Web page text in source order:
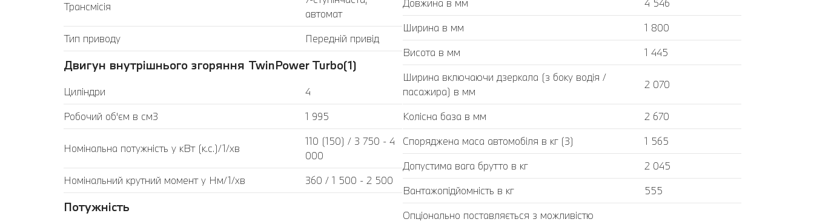
Трансмісія
автомат
Тип приводу
Передній привід
Двигун внутрішнього згоряння TwinPower Turbo(1)
Циліндри
4
Робочий об'єм в см3
1 995
Номінальна потужність у кВт (к.с.)/1/хв
110 (150) / 3 750 - 4
000
Номінальний крутний момент у Нм/1/хв
360 / 1 500 - 2 500
Потужність
Довжина в мм
4 546
Ширина в мм
1 800
Висота в мм
1 445
Ширина включаючи дзеркала (з боку водія /
пасажира) в мм
2 070
Колісна база в мм
2 670
Споряджена маса автомобіля в кг (3)
1 565
Допустима вага брутто в кг
2 045
Вантажопідйомність в кг
555
Опціонально поставляється з можливістю